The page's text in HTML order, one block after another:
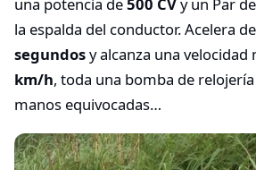
una potencia de500 CVy un Par
la espalda del conductor. Acelera de
segundosy alcanza una velocidad
km/h, toda una bomba de relojería
manos equivocadas…